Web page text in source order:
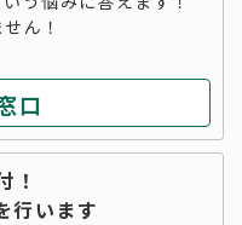
ん！
口
！
行います